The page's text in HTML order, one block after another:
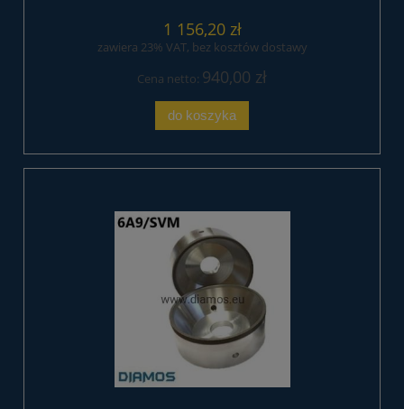
1 156,20 zł
zawiera 23% VAT, bez kosztów dostawy
Cena netto: 940,00 zł
do koszyka